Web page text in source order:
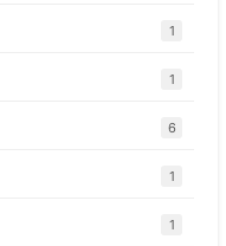
1
1
6
1
1